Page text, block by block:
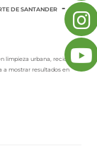
DE SANTANDER
limpieza urbana, reciclaje
a mostrar resultados en